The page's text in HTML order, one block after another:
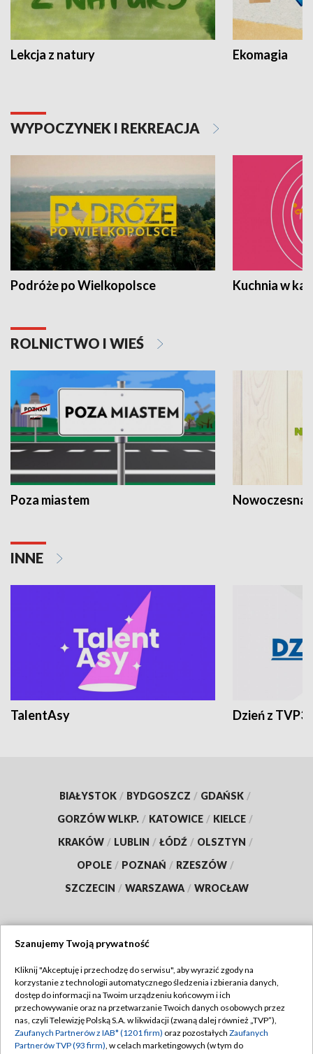
Lekcja z natury Ekomagia
WYPOCZYNEK I REKREACJA
Podróże po Wielkopolsce Kuchnia w
ROLNICTWO I WIEŚ
Poza miastem Nowoczesna
INNE
TalentAsy Dzień z TVP3
BIAŁYSTOK / BYDGOSZCZ / GDAŃSK /
GORZÓW WLKP. / KATOWICE / KIELCE /
KRAKÓW / LUBLIN / ŁÓDŹ / OLSZTYN /
OPOLE / POZNAŃ / RZESZÓW /
SZCZECIN / WARSZAWA / WROCŁAW
TVP
Abonament TVP
Emisja w TVP
Regulamin TVP
Polityka prywatności
Szanujemy Twoją prywatność
Kliknij "Akceptuję i przechodzę do serwisu", aby wyrazić zgody na
korzystanie z technologii automatycznego śledzenia i zbierania danych,
dostęp do informacji na Twoim urządzeniu końcowym i ich
przechowywanie oraz na przetwarzanie Twoich danych osobowych przez
nas, czyli Telewizję Polską S.A. w likwidacji (zwaną dalej również „TVP”),
Zaufanych Partnerów z IAB* (1201 firm) oraz pozostałych Zaufanych
Partnerów TVP (93 firm), w celach marketingowych (w tym do